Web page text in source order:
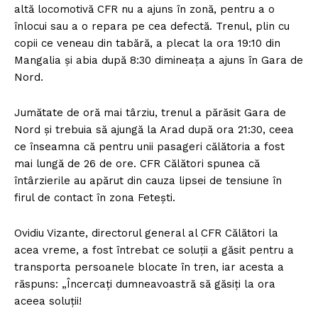
altă locomotivă CFR nu a ajuns în zonă, pentru a o
înlocui sau a o repara pe cea defectă. Trenul, plin cu
copii ce veneau din tabără, a plecat la ora 19:10 din
Mangalia şi abia după 8:30 dimineaţa a ajuns în Gara de
Nord.
Jumătate de oră mai târziu, trenul a părăsit Gara de
Nord şi trebuia să ajungă la Arad după ora 21:30, ceea
ce înseamna că pentru unii pasageri călătoria a fost
mai lungă de 26 de ore. CFR Călători spunea că
întârzierile au apărut din cauza lipsei de tensiune în
firul de contact în zona Feteşti.
Ovidiu Vizante, directorul general al CFR Călători la
acea vreme, a fost întrebat ce soluţii a găsit pentru a
transporta persoanele blocate în tren, iar acesta a
răspuns: „Încercaţi dumneavoastră să găsiţi la ora
aceea soluţii!